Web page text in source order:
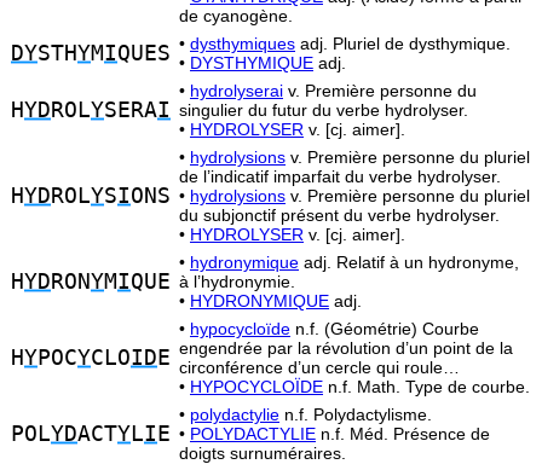
de cyanogène.
DYSTHYMIQUES • dysthymiques adj. Pluriel de dysthymique.
• DYSTHYMIQUE adj.
HYD ROLYSERAI
• hydrolyserai v. Première personne du
singulier du futur du verbe hydrolyser.
• HYDROLYSER v. [cj. aimer].
HYD ROLYSIONS
• hydrolysions v. Première personne du pluriel
de l’indicatif imparfait du verbe hydrolyser.
• hydrolysions v. Première personne du pluriel
du subjonctif présent du verbe hydrolyser.
• HYDROLYSER v. [cj. aimer].
HYD RONYMIQUE
• hydronymique adj. Relatif à un hydronyme,
à l’hydronymie.
• HYDRONYMIQUE adj.
HYPOCYCLOID E
• hypocycloïde n.f. (Géométrie) Courbe
engendrée par la révolution d’un point de la
circonférence d’un cercle qui roule…
• HYPOCYCLOÏDE n.f. Math. Type de courbe.
POLYDACTYLI E
• polydactylie n.f. Polydactylisme.
• POLYDACTYLIE n.f. Méd. Présence de
doigts surnuméraires.